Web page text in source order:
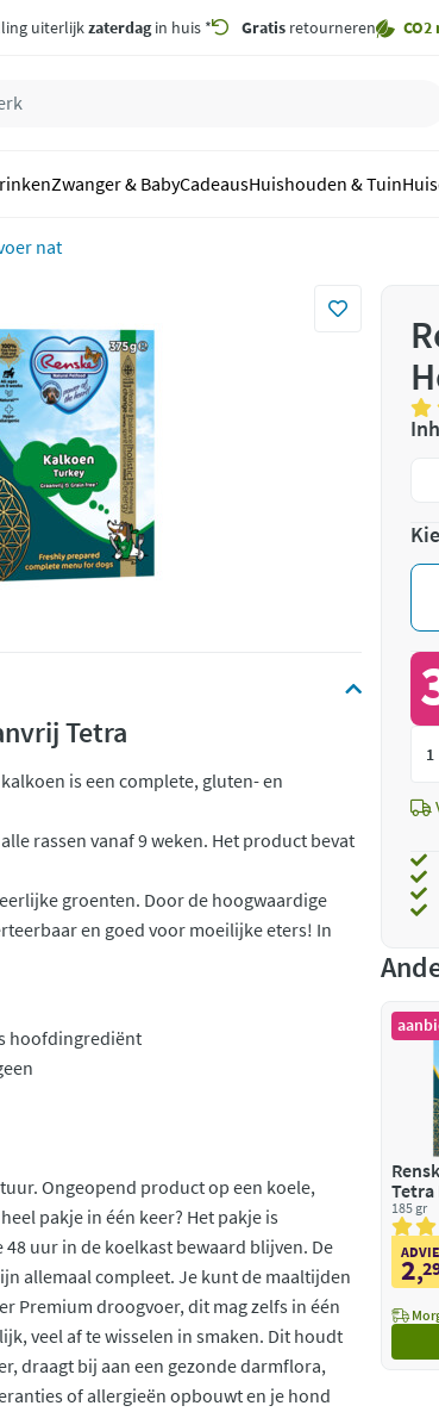
uiterlijkzaterdagin huis * Gratis retourneren
Zwanger & BabyCadeausHuishouden & Tuin
nat
Tetra
is een complete, gluten- en
rassen vanaf 9 weken. Het product bevat
groenten. Door de hoogwaardige
en goed voor moeilijke eters! In
hoofdingrediënt
Ongeopend product op een koele,
pakje in één keer? Het pakje is
uur in de koelkast bewaard blijven. De
allemaal compleet. Je kunt de maaltijden
Premium droogvoer, dit mag zelfs in één
veel af te wisselen in smaken. Dit houdt
draagt bij aan een gezonde darmflora,
of allergieën opbouwt en je hond
Tetra
Kip
185 gr
2,